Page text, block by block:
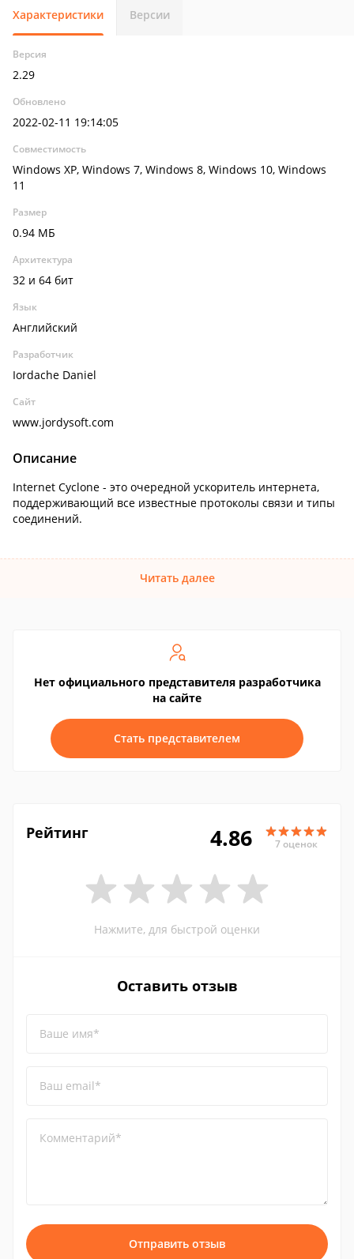
Характеристики Версии
Версия
2.29
Обновлено
2022-02-11 19:14:05
Совместимость
Windows XP, Windows 7, Windows 8, Windows 10, Windows
11
Размер
0.94 МБ
Архитектура
32 и 64 бит
Язык
Английский
Разработчик
Iordache Daniel
Сайт
www.jordysoft.com
Описание
Internet Cyclone - это очередной ускоритель интернета,
поддерживающий все известные протоколы связи и типы
соединений.
Читать далее
Нет официального представителя разработчика
на сайте
Стать представителем
Рейтинг 4.86 7 оценок
Нажмите, для быстрой оценки
Оставить отзыв
Ваше имя*
Ваш email*
Комментарий*
Отправить отзыв